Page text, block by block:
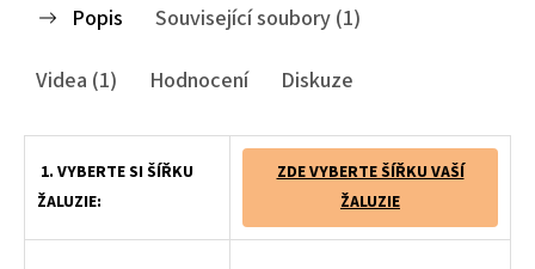
Popis
Související soubory (1)
Videa (1)
Hodnocení Diskuze
1. VYBERTE SI ŠÍŘKU
ŽALUZIE:
ZDE VYBERTE ŠÍŘKU VAŠÍ
ŽALUZIE